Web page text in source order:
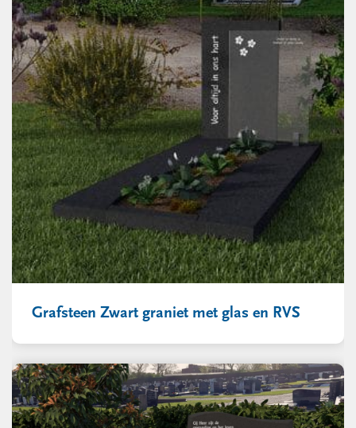
Grafsteen Zwart graniet met glas en RVS